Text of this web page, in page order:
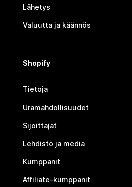
Lähetys
Valuutta ja käännös
Shopify
Tietoja
Uramahdollisuudet
Sijoittajat
Lehdistö ja media
Kumppanit
Affiliate-kumppanit